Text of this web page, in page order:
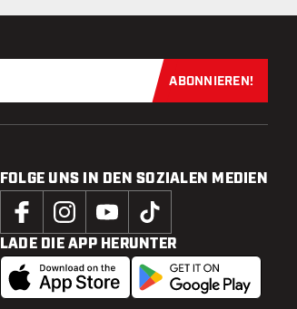
Jetzt für
ABONNIEREN!
FOLGE UNS IN DEN SOZIALEN MEDIEN
LADE DIE APP HERUNTER